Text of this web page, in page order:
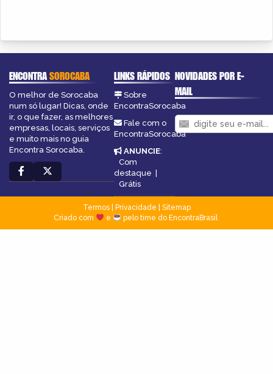
ENCONTRASOROCABA
O melhor de Sorocaba
num só lugar! Dicas, onde
ir, o que fazer, as melhores
empresas, locais, serviços
e muito mais no guia
Encontra Sorocaba.
LINKS RÁPIDOS
Sobre
EncontraSorocaba
Fale com o
EncontraSorocaba
ANUNCIE:
Com
destaque |
Grátis
NOVIDADES POR E-
MAIL
Termos| Privacidade
Sitemap
Criado com
e pelo time do EncontraBrasil